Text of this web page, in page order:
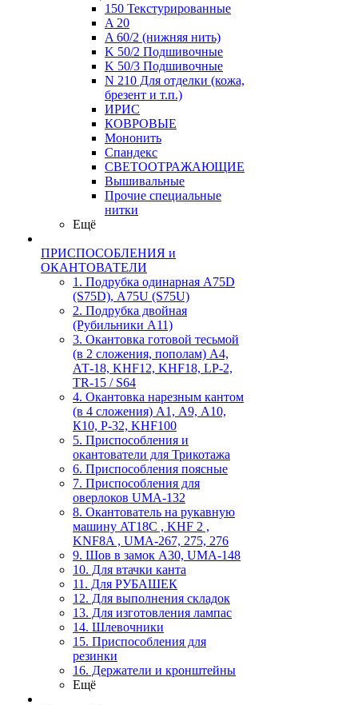
150 Текстурированные
A 20
A 60/2 (нижняя нить)
K 50/2 Подшивочные
K 50/3 Подшивочные
N 210 Для отделки (кожа,
брезент и т.п.)
ИРИС
КОВРОВЫЕ
Мононить
Спандекс
СВЕТООТРАЖАЮЩИЕ
Вышивальные
Прочие специальные
нитки
Ещё
ПРИСПОСОБЛЕНИЯ и
ОКАНТОВАТЕЛИ
1. Подрубка одинарная А75D
(S75D), А75U (S75U)
2. Подрубка двойная
(Рубильники А11)
3. Окантовка готовой тесьмой
(в 2 сложения, пополам) А4,
АТ-18, KHF12, KHF18, LP-2,
TR-15 / S64
4. Окантовка нарезным кантом
(в 4 сложения) А1, А9, А10,
К10, Р-32, KHF100
5. Приспособления и
окантователи для Трикотажа
6. Приспособления поясные
7. Приспособления для
оверлоков UMA-132
8. Окантователь на рукавную
машину AT18C , KHF 2 ,
KNF8A , UMA-267, 275, 276
9. Шов в замок А30, UMA-148
10. Для втачки канта
11. Для РУБАШЕК
12. Для выполнения складок
13. Для изготовления лампас
14. Шлевочники
15. Приспособления для
резинки
16. Держатели и кронштейны
Ещё